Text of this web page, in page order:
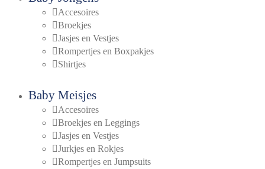
Accesoires
Broekjes
Jasjes en Vestjes
Rompertjes en Boxpakjes
Shirtjes
Baby Meisjes
Accesoires
Broekjes en Leggings
Jasjes en Vestjes
Jurkjes en Rokjes
Rompertjes en Jumpsuits